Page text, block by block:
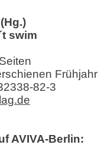
swim
82-3
AVIVA-Berlin: